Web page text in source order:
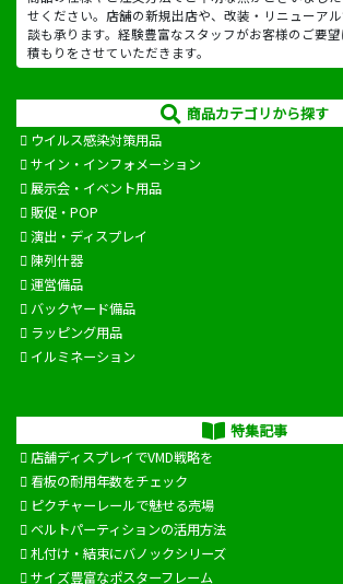
せください。店舗の新規出店や、改装・リニューア
談も承ります。経験豊富なスタッフがお客様のご要
積もりをさせていただきます。
商品カテゴリから探す
ウイルス感染対策用品
サイン・インフォメーション
展示会・イベント用品
販促・POP
演出・ディスプレイ
陳列什器
運営備品
バックヤード備品
ラッピング用品
イルミネーション
特集記事
店舗ディスプレイでVMD戦略を
看板の耐用年数をチェック
ピクチャーレールで魅せる売場
ベルトパーティションの活用方法
札付け・結束にバノックシリーズ
サイズ豊富なポスターフレーム